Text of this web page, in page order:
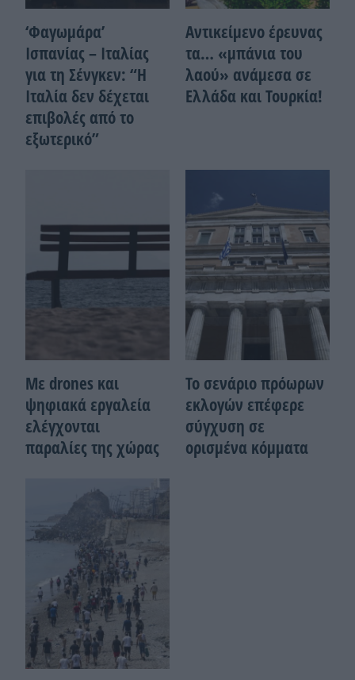
‘Φαγωμάρα’
Ισπανίας – Ιταλίας
για τη Σένγκεν: “Η
Ιταλία δεν δέχεται
επιβολές από το
εξωτερικό”
Αντικείμενο έρευνας
τα… «μπάνια του
λαού» ανάμεσα σε
Ελλάδα και Τουρκία!
Με drones και
ψηφιακά εργαλεία
ελέγχονται
παραλίες της χώρας
Το σενάριο πρόωρων
εκλογών επέφερε
σύγχυση σε
ορισμένα κόμματα